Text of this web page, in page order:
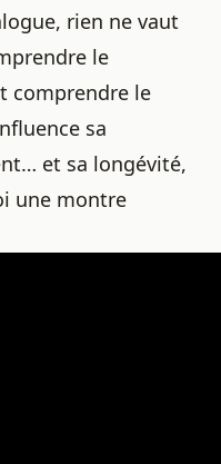
rien ne vaut
le
comprendre le
sa
et sa longévité,
une montre